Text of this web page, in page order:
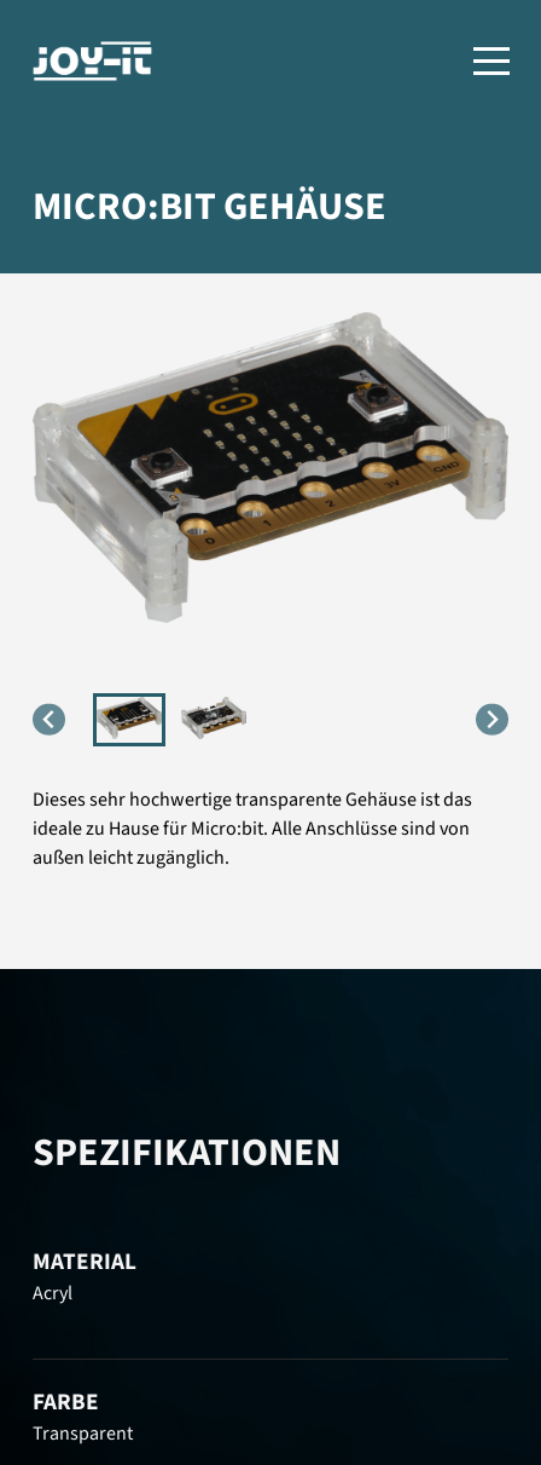
MICRO:BIT GEHÄUSE
Dieses sehr hochwertige transparente Gehäuse ist das
ideale zu Hause für Micro:bit. Alle Anschlüsse sind von
außen leicht zugänglich.
SPEZIFIKATIONEN
MATERIAL
Acryl
FARBE
Transparent